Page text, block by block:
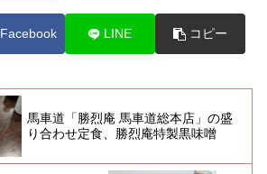
Facebook LINE コピー
馬車道「勝烈庵 馬車道総本店」の盛
り合わせ定食、勝烈庵特製黒味噌